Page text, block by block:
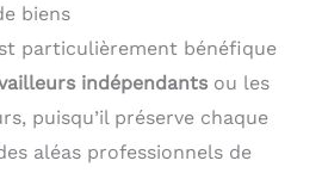
biens
particulièrement bénéfique
indépendants ou les
puisqu’il préserve chaque
aléas professionnels de